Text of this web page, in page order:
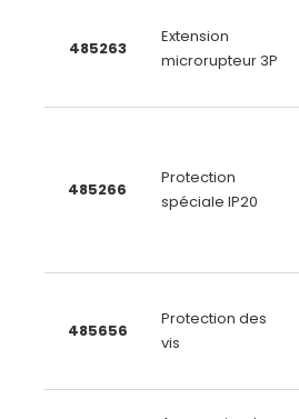
485263
Extension
microrupteur 3P
485266
Protection
spéciale IP20
485656
Protection des
vis